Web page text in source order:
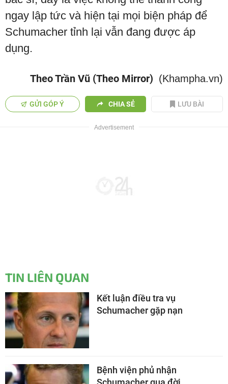
ngay lập tức và hiện tại mọi biện pháp để
Schumacher tỉnh lại vẫn đang được áp
dụng.
Theo Trần Vũ (Theo Mirror) (Khampha.vn)
GỬI GÓP Ý CHIA SẺ LƯU BÀI
TIN LIÊN QUAN
Kết luận điều tra vụ
Schumacher gặp nạn
Bệnh viện phủ nhận